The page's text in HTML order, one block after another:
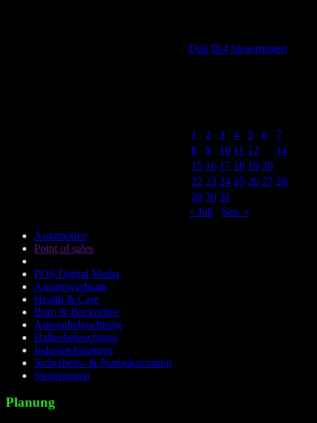
Dali Di4 Steuerungen
1
2 3 4 5 6
7
8
9 10 11 12
14
15 16 17 18 19 20
22 23 24 25 26 27 28
29 30 31
« Juli
Sep. »
Automotive
Point of sales
POS Digital Media
Aussenwerbung
Health & Care
Büro & Backoffice
Aussenbeleuchtung
Hallenbeleuchtung
Industrielösungen
Sicherheits- & Notbeleuchtung
Steuerungen
Planung